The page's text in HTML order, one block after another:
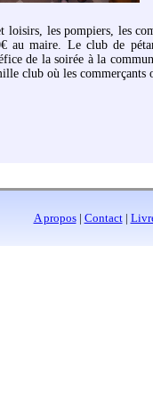
loisirs, les pompiers, les
au maire. Le club de
de la soirée à la
club où les
A propos| Contact|